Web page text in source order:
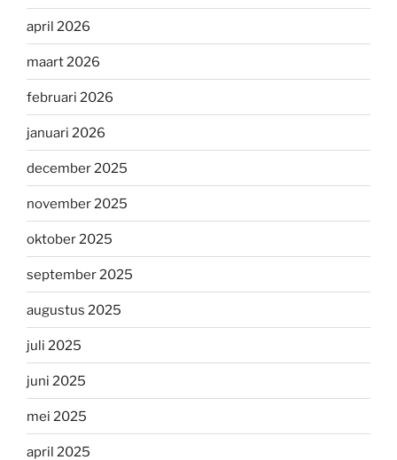
april 2026
maart 2026
februari 2026
januari 2026
december 2025
november 2025
oktober 2025
september 2025
augustus 2025
juli 2025
juni 2025
mei 2025
april 2025